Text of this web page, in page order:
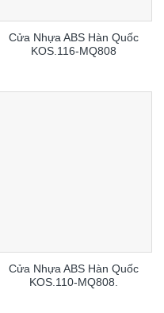
Cửa Nhựa ABS Hàn Quốc
KOS.116-MQ808
Cửa Nhựa ABS Hàn Quốc
KOS.110-MQ808.